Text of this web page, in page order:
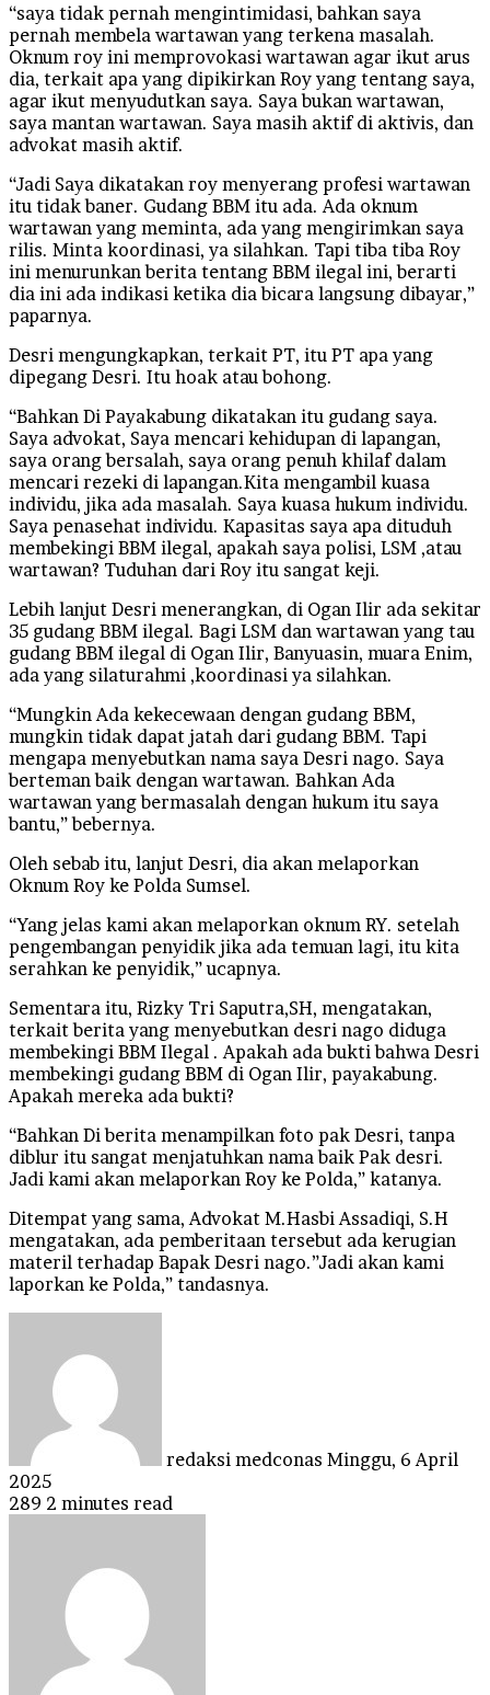
“saya tidak pernah mengintimidasi, bahkan saya
pernah membela wartawan yang terkena masalah.
Oknum roy ini memprovokasi wartawan agar ikut arus
dia, terkait apa yang dipikirkan Roy yang tentang saya,
agar ikut menyudutkan saya. Saya bukan wartawan,
saya mantan wartawan. Saya masih aktif di aktivis, dan
advokat masih aktif.
“Jadi Saya dikatakan roy menyerang profesi wartawan
itu tidak baner. Gudang BBM itu ada. Ada oknum
wartawan yang meminta, ada yang mengirimkan saya
rilis. Minta koordinasi, ya silahkan. Tapi tiba tiba Roy
ini menurunkan berita tentang BBM ilegal ini, berarti
dia ini ada indikasi ketika dia bicara langsung dibayar,”
paparnya.
Desri mengungkapkan, terkait PT, itu PT apa yang
dipegang Desri. Itu hoak atau bohong.
“Bahkan Di Payakabung dikatakan itu gudang saya.
Saya advokat, Saya mencari kehidupan di lapangan,
saya orang bersalah, saya orang penuh khilaf dalam
mencari rezeki di lapangan.Kita mengambil kuasa
individu, jika ada masalah. Saya kuasa hukum individu.
Saya penasehat individu. Kapasitas saya apa dituduh
membekingi BBM ilegal, apakah saya polisi, LSM ,atau
wartawan? Tuduhan dari Roy itu sangat keji.
Lebih lanjut Desri menerangkan, di Ogan Ilir ada sekitar
35 gudang BBM ilegal. Bagi LSM dan wartawan yang tau
gudang BBM ilegal di Ogan Ilir, Banyuasin, muara Enim,
ada yang silaturahmi ,koordinasi ya silahkan.
“Mungkin Ada kekecewaan dengan gudang BBM,
mungkin tidak dapat jatah dari gudang BBM. Tapi
mengapa menyebutkan nama saya Desri nago. Saya
berteman baik dengan wartawan. Bahkan Ada
wartawan yang bermasalah dengan hukum itu saya
bantu,” bebernya.
Oleh sebab itu, lanjut Desri, dia akan melaporkan
Oknum Roy ke Polda Sumsel.
“Yang jelas kami akan melaporkan oknum RY. setelah
pengembangan penyidik jika ada temuan lagi, itu kita
serahkan ke penyidik,” ucapnya.
Sementara itu, Rizky Tri Saputra,SH, mengatakan,
terkait berita yang menyebutkan desri nago diduga
membekingi BBM Ilegal . Apakah ada bukti bahwa Desri
membekingi gudang BBM di Ogan Ilir, payakabung.
Apakah mereka ada bukti?
“Bahkan Di berita menampilkan foto pak Desri, tanpa
diblur itu sangat menjatuhkan nama baik Pak desri.
Jadi kami akan melaporkan Roy ke Polda,” katanya.
Ditempat yang sama, Advokat M.Hasbi Assadiqi, S.H
mengatakan, ada pemberitaan tersebut ada kerugian
materil terhadap Bapak Desri nago.”Jadi akan kami
laporkan ke Polda,” tandasnya.
redaksi medconas Minggu, 6 April
2025
289 2 minutes read